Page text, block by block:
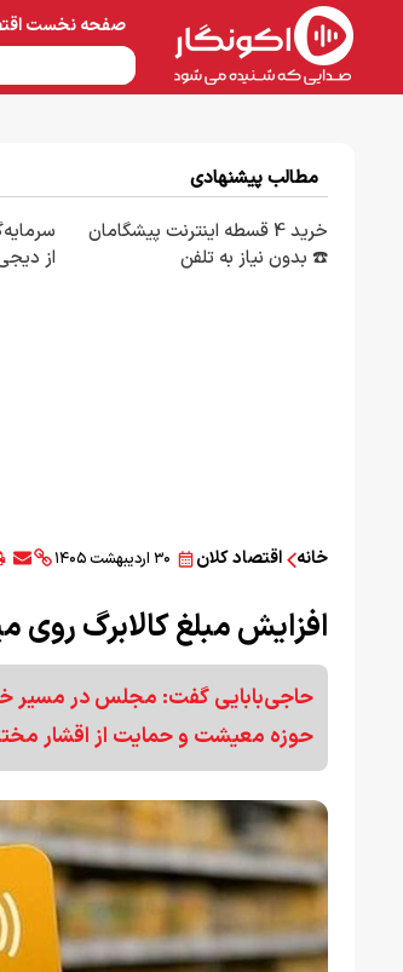
صفحه نخست
مطالب پیشنهادی
خرید 4 قسطه اینترنت پیشگامان
☎️ بدون نیاز به تلفن
از
خانه اقتصاد کلان ۳۰ اردیبهشت ۱۴۰۵
افزایش مبلغ کالابرگ
حاجی‌بابایی گفت: مجلس در مسیر
حوزه معیشت و حمایت از اقشار